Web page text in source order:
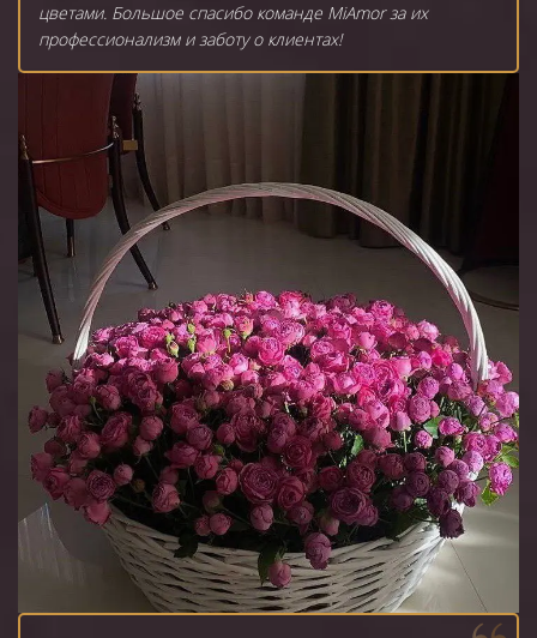
цветами. Большое спасибо команде MiAmor за их
профессионализм и заботу о клиентах!